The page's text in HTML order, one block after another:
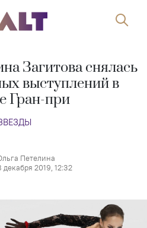
Загитова снялась
выступлений в
Гран-при
Петелина
декабря 2019, 12:32